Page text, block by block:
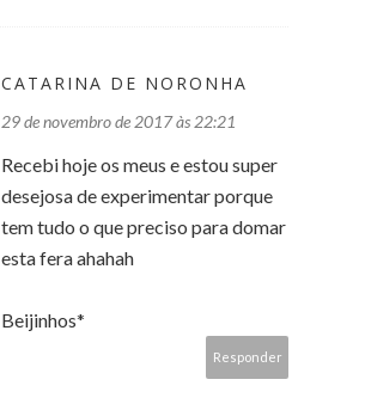
CATARINA DE NORONHA
29 de novembro de 2017 às 22:21
Recebi hoje os meus e estou super
desejosa de experimentar porque
tem tudo o que preciso para domar
esta fera ahahah
Beijinhos*
Responder